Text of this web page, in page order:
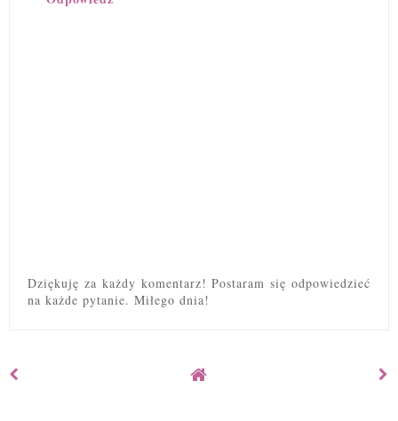
Dziękuję za każdy komentarz! Postaram się odpowiedzieć
na każde pytanie. Miłego dnia!